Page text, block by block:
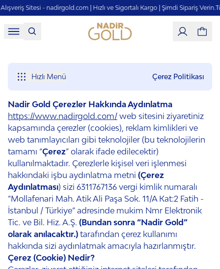
Sitesi - nadirgold.com | Hızlı ve Sigortalı Kargo | Şimdi Sipariş Verin.
Hızlı Menü Çerez Politikası
Nadir Gold Çerezler Hakkında Aydınlatma
https://www.nadirgold.com/ web sitesini ziyaretiniz
kapsamında çerezler (cookies), reklam kimlikleri ve
web tanımlayıcıları gibi teknolojiler (bu teknolojilerin
tamamı “Çerez” olarak ifade edilecektir)
kullanılmaktadır. Çerezlerle kişisel veri işlenmesi
hakkındaki işbu aydınlatma metni (Çerez
Aydınlatması) sizi 6311767136 vergi kimlik numaralı
“Mollafenari Mah. Atik Ali Paşa Sok. 11/A Kat:2 Fatih -
İstanbul / Türkiye” adresinde mukim Nmr Elektronik
Tic. ve Bil. Hiz. A.Ş. (Bundan sonra “Nadir Gold”
olarak anılacaktır.) tarafından çerez kullanımı
hakkında sizi aydınlatmak amacıyla hazırlanmıştır.
Çerez (Cookie) Nedir?